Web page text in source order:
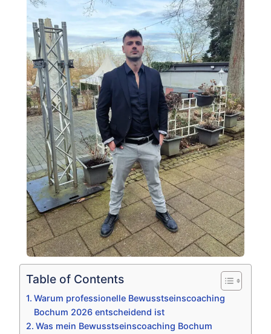
Table of Contents
Warum professionelle Bewusstseinscoaching
Bochum 2026 entscheidend ist
Was mein Bewusstseinscoaching Bochum